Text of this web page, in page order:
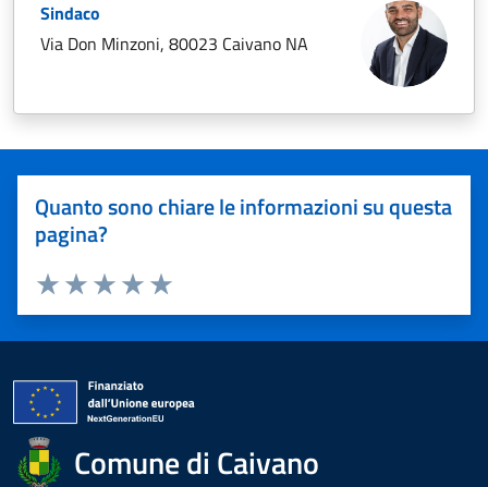
Sindaco
Via Don Minzoni, 80023 Caivano NA
Quanto sono chiare le informazioni su questa
pagina?
Valuta 5 stelle su 5
Valuta 4 stelle su 5
Valuta 3 stelle su 5
Valuta 2 stelle su 5
Valuta 1 stelle su 5
Comune di Caivano